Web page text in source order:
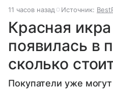
11 часов назад Источник:
Красная
появилась в
сколько
Покупатели уже